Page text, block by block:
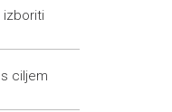
izboriti
ciljem